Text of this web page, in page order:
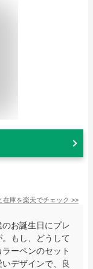
在庫を楽天でチェック >>
お誕生日にプレ
もし、どうして
ーペンのセット
デザインで、良